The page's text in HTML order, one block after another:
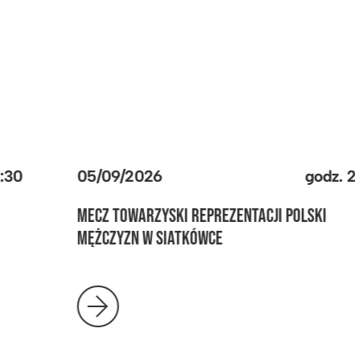
05/09/2026 20:30
MECZ TOWARZYSKI REPREZENTACJI POLSKI
MĘŻCZYZN W SIATKÓWCE